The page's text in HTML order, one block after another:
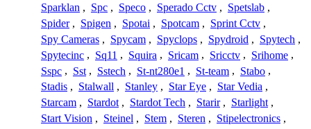
Sparklan , Spc , Speco , Sperado Cctv , Spetslab ,
Spider , Spigen , Spotai , Spotcam , Sprint Cctv ,
Spy Cameras , Spycam , Spyclops , Spydroid , Spytech ,
Spytecinc , Sq11 , Squira , Sricam , Sricctv , Srihome ,
Sspc , Sst , Sstech , St-nt280e1 , St-team , Stabo ,
Stadis , Stalwall , Stanley , Star Eye , Star Vedia ,
Starcam , Stardot , Stardot Tech , Starir , Starlight ,
Start Vision , Steinel , Stem , Steren , Stipelectronics ,